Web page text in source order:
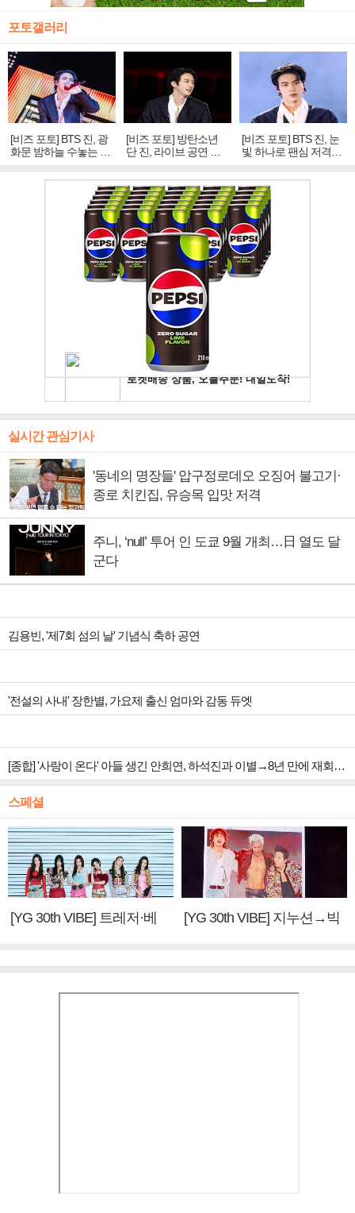
포토갤러리
[비즈 포토] BTS 진, 광
화문 밤하늘 수놓는 '비
주얼 킹'의 열창
[비즈 포토] 방탄소년
단 진, 라이브 공연 중
빛나는 독보적 아우라
[비즈 포토] BTS 진, 눈
빛 하나로 팬심 저격…
독보적 카리스마
실시간 관심기사
'동네의 명장들' 압구정로데오 오징어 불고기·
종로 치킨집, 유승목 입맛 저격
주니, ‘null’ 투어 인 도쿄 9월 개최…日 열도 달
군다
김용빈, '제7회 섬의 날' 기념식 축하 공연
'전설의 사내' 장한별, 가요제 출신 엄마와 감동 듀엣
[종합] '사랑이 온다' 아들 생긴 안희연, 하석진과 이별→8년 만에 재회…5회 박유나 상견례 예고
스페셜
[YG 30th VIBE] 트레저·베
[YG 30th VIBE] 지누션→빅